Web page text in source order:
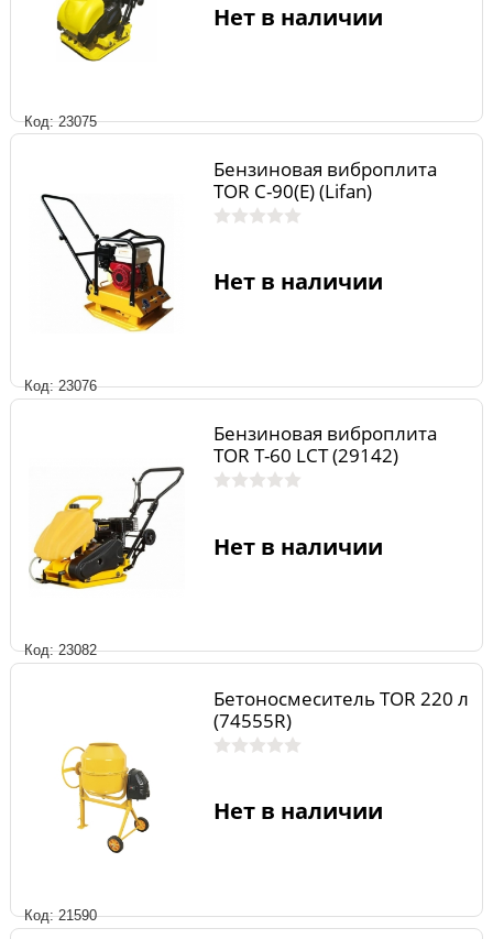
Код: 23075
Нет в наличии
Код: 23076
Бензиновая виброплита
TOR C-90(E) (Lifan)
Нет в наличии
Код: 23082
Бензиновая виброплита
TOR T-60 LCT (29142)
Нет в наличии
Код: 21590
Бетоносмеситель TOR 220 л
(74555R)
Нет в наличии